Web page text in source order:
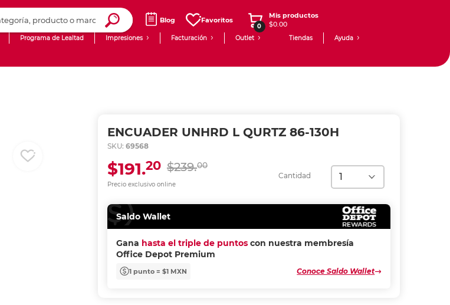
Blog Favoritos
0
Mis productos
$0.00
Programa de Lealtad Impresiones Facturación Outlet Tiendas Ayuda
ENCUADER UNHRD L QURTZ 86-130H
SKU: 69568
Cantidad
Precio exclusivo online
$239.00
$191.20
Saldo Wallet
Gana hasta el triple de puntos con nuestra membresía
Office Depot Premium
1 punto = $1 MXN Conoce Saldo Wallet